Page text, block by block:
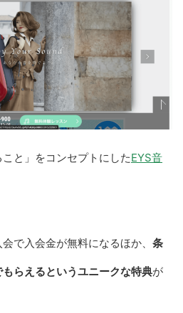
こと」をコンセプトにしたEYS音
で入会金が無料になるほか、 条
らえるというユニークな特典が